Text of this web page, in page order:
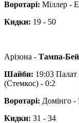
Воротарі: Міллер -
Кидки: 19 - 50
Арізона - Тампа-
Шайби: 19:03
(Стемкос) - 0:2
Воротарі: Домінго -
Кидки: 31 - 34